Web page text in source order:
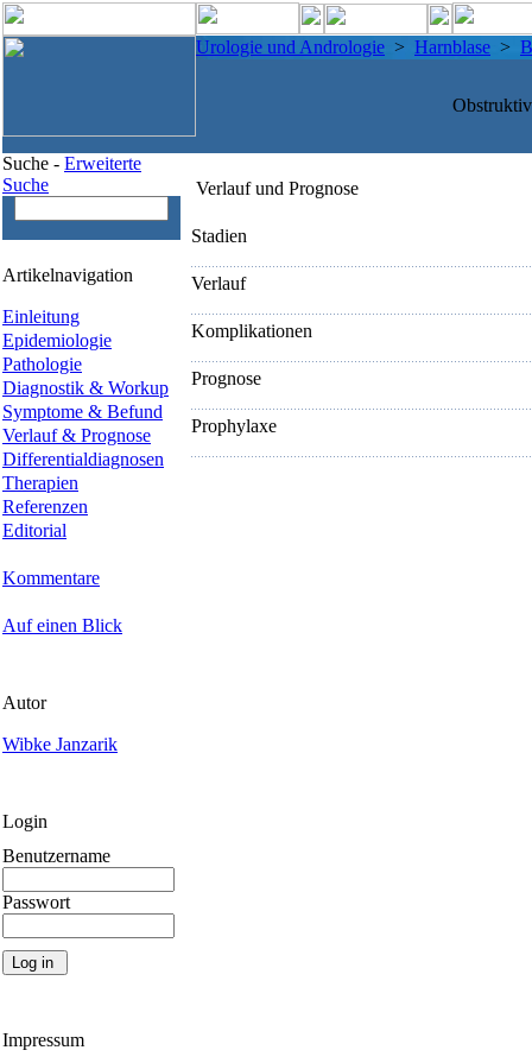
Urologie und Andrologie > Harnblase >
Suche - Erweiterte
Suche
Artikelnavigation
Einleitung
Epidemiologie
Pathologie
Diagnostik & Workup
Symptome & Befund
Verlauf & Prognose
Differentialdiagnosen
Therapien
Referenzen
Editorial
Kommentare
Auf einen Blick
Autor
Wibke Janzarik
Login
Benutzername
Passwort
Impressum
Verlauf und Prognose
Stadien
Verlauf
Komplikationen
Prognose
Prophylaxe